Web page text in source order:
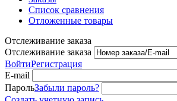
Список сравнения
Отложенные товары
Отслеживание заказа
Отслеживание заказа
ВойтиРегистрация
E-mail
ПарольЗабыли пароль?